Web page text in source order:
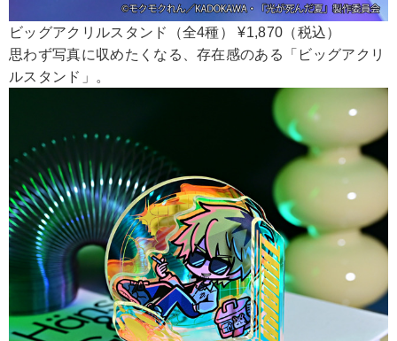
ビッグアクリルスタンド（全4種） ¥1,870（税込）
思わず写真に収めたくなる、存在感のある「ビッグアクリ
ルスタンド」。